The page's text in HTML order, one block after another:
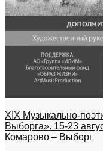
XIX Музыкально-
Выборга». 15-23
Комарово – Выборг